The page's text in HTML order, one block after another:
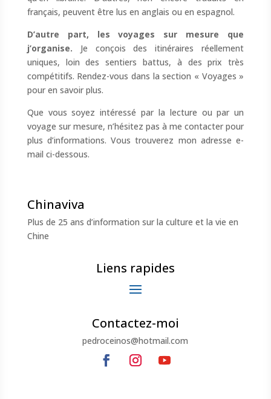
français, peuvent être lus en anglais ou en espagnol.
D’autre part, les voyages sur mesure que
j’organise. Je conçois des itinéraires réellement
uniques, loin des sentiers battus, à des prix très
compétitifs. Rendez-vous dans la section « Voyages »
pour en savoir plus.
Que vous soyez intéressé par la lecture ou par un
voyage sur mesure, n’hésitez pas à me contacter pour
plus d’informations. Vous trouverez mon adresse e-
mail ci-dessous.
Chinaviva
Plus de 25 ans d’information sur la culture et la vie en
Chine
Liens rapides
Contactez-moi
pedroceinos@hotmail.com